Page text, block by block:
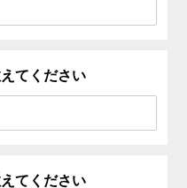
てください
てください